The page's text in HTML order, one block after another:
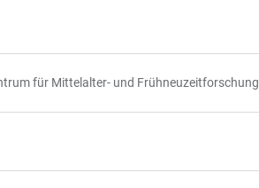
für Mittelalter- und Frühneuzeitforschung